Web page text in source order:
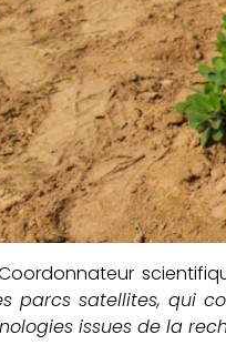
parcs satellites, qui
issues de la